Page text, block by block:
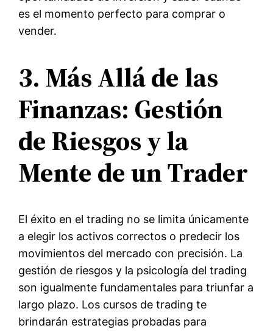
es el momento perfecto para comprar o
vender.
3. Más Allá de las
Finanzas: Gestión
de Riesgos y la
Mente de un Trader
El éxito en el trading no se limita únicamente
a elegir los activos correctos o predecir los
movimientos del mercado con precisión. La
gestión de riesgos y la psicología del trading
son igualmente fundamentales para triunfar a
largo plazo. Los cursos de trading te
brindarán estrategias probadas para